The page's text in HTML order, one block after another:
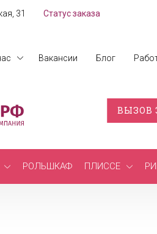
31 Статус заказа
Вакансии Блог
ВЫЗОВ
РОЛЬШКАФ ПЛИССЕ